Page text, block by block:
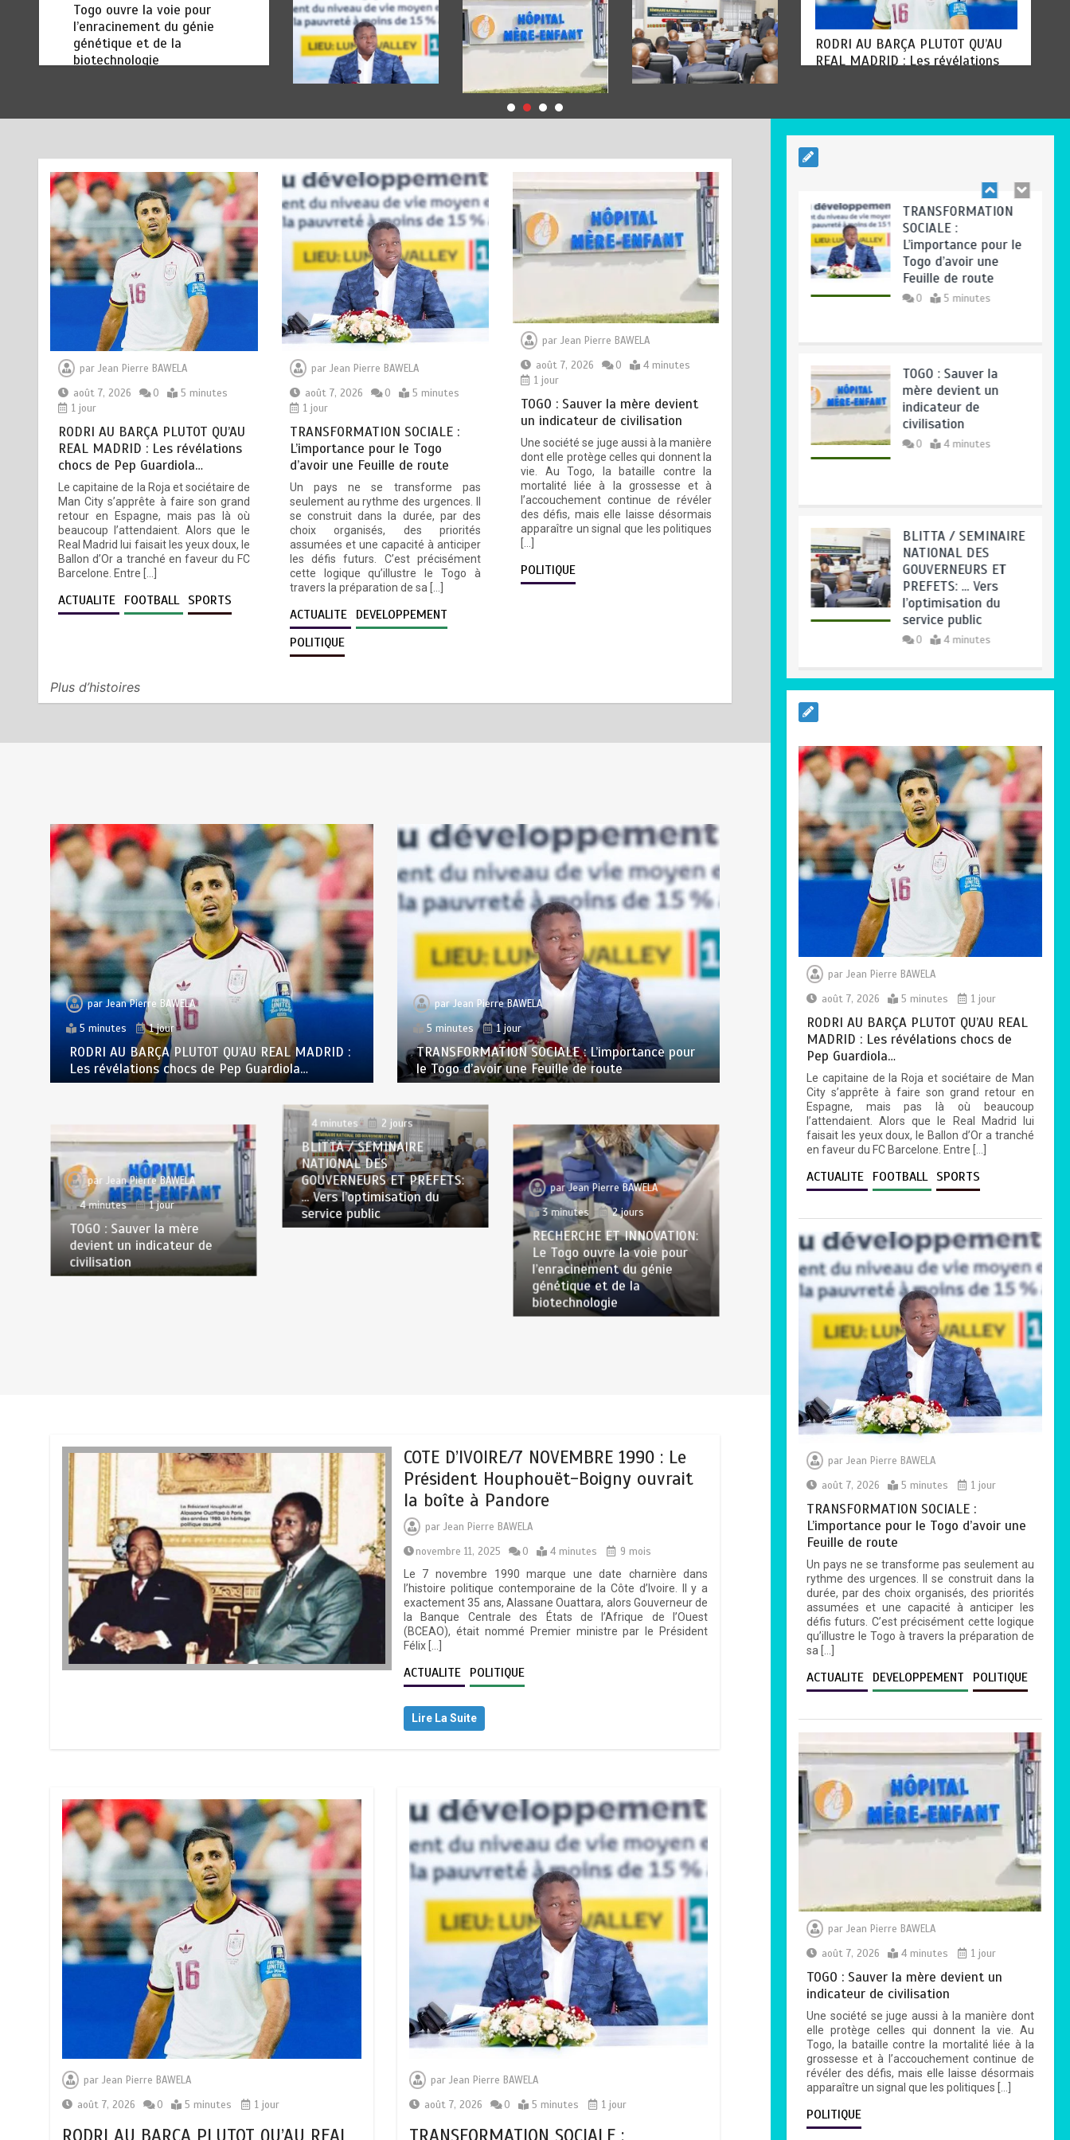
secteurs des transports et du
tourisme
août 6, 2026 4 minutes
Guardiola…
août 7, 2026 5 minutes 1 jour
2
TRANSFORMATION SOCIALE :
L’importance pour le Togo
d’avoir une Feuille de route
août 7, 2026 5 minutes 1 jour
3
TOGO : Sauver la mère devient
un indicateur de civilisation
août 7, 2026 4 minutes 1 jour
4
BLITTA / SEMINAIRE
NATIONAL DES GOUVERNEURS
ET PREFETS: … Vers
l’optimisation du service public
août 6, 2026 4 minutes 2 jours
5
RECHERCHE ET INNOVATION: Le
Togo ouvre la voie pour
août 6, 2026
RODRI AU BARÇA PLUTOT QU’AU
REAL MADRID : Les révélations
chocs de Pep Guardiola…
août 7, 2026 0
TRANSFORMATION SOCIALE :
L’importance pour le Togo d’avoir
une Feuille de route
août 7, 2026 0
parJean Pierre BAWELA
août 7, 2026
0
5 minutes
1 jour
RODRI AU BARÇA PLUTOT QU’AU
REAL MADRID : Les révélations
chocs de Pep Guardiola…
Le capitaine de la Roja et sociétaire de
Man City s’apprête à faire son grand
retour en Espagne, mais pas là où
beaucoup l’attendaient. Alors que le
Real Madrid lui faisait les yeux doux, le
Ballon d’Or a tranché en faveur du FC
Barcelone. Entre […]
ACTUALITE FOOTBALL SPORTS
par Jean Pierre BAWELA
août 7, 2026
0
5 minutes
1 jour
TRANSFORMATION SOCIALE :
L’importance pour le Togo
d’avoir une Feuille de route
Un pays ne se transforme pas
seulement au rythme des urgences. Il
se construit dans la durée, par des
choix organisés, des priorités
assumées et une capacité à anticiper
les défis futurs. C’est précisément
cette logique qu’illustre le Togo à
travers la préparation de sa […]
ACTUALITE DEVELOPPEMENT
POLITIQUE
par Jean Pierre BAWELA
août 7, 2026
0
4 minutes
1 jour
TOGO : Sauver la mère devient
un indicateur de civilisation
Une société se juge aussi à la manière
dont elle protège celles qui donnent la
vie. Au Togo, la bataille contre la
mortalité liée à la grossesse et à
l’accouchement continue de révéler
des défis, mais elle laisse désormais
apparaître un signal que les politiques
POLITIQUE
Plus d’histoires
parJean Pierre BAWELA
5 minutes
1 jour
RODRI AU BARÇA PLUTOT QU’AU REAL MADRID :
Les révélations chocs de Pep Guardiola…
parJean Pierre BAWELA
5 minutes
1 jour
TRANSFORMATION SOCIALE : L’importance pour
le Togo d’avoir une Feuille de route
parJean Pierre BAWELA
4 minutes
1 jour
TOGO : Sauver la mère
devient un indicateur de
civilisation
4 minutes
2 jours
BLITTA / SEMINAIRE
NATIONAL DES
GOUVERNEURS ET PREFETS:
… Vers l’optimisation du
service public
parJean Pierre BAWELA
3 minutes
2 jours
RECHERCHE ET INNOVATION:
Le Togo ouvre la voie pour
l’enracinement du génie
génétique et de la
biotechnologie
COTE D’IVOIRE/7 NOVEMBRE 1990 : Le
Président Houphouët-Boigny ouvrait
la boîte à Pandore
par Jean Pierre BAWELA
novembre 11, 2025
0 4 minutes
9 mois
Le 7 novembre 1990 marque une date charnière dans
l’histoire politique contemporaine de la Côte d’Ivoire. Il y a
exactement 35 ans, Alassane Ouattara, alors Gouverneur de
la Banque Centrale des États de l’Afrique de l’Ouest
(BCEAO), était nommé Premier ministre par le Président
Félix […]
ACTUALITE POLITIQUE
Lire La Suite
parJean Pierre BAWELA
août 7, 2026
0 5 minutes 1 jour
RODRI AU BARÇA PLUTOT QU’AU REAL
par Jean Pierre BAWELA
août 7, 2026
0 5 minutes 1 jour
TRANSFORMATION SOCIALE :
TRANSFORMATION
SOCIALE :
Feuille de route
0 5 minutes
TOGO : Sauver la
mère devient un
indicateur de
civilisation
0 4 minutes
BLITTA / SEMINAIRE
NATIONAL DES
GOUVERNEURS ET
PREFETS: … Vers
l’optimisation du
RODRI AU BARÇA
PLUTOT QU’AU REAL
MADRID : Les
révélations chocs de
Pep Guardiola…
0 5 minutes
Togo d’avoir une
Feuille de route
0 5 minutes
TOGO : Sauver la
mère devient un
indicateur de
civilisation
4 minutes
par Jean Pierre BAWELA
août 7, 2026
5 minutes 1 jour
RODRI AU BARÇA PLUTOT QU’AU REAL
MADRID : Les révélations chocs de
Pep Guardiola…
Le capitaine de la Roja et sociétaire de Man
City s’apprête à faire son grand retour en
Espagne, mais pas là où beaucoup
l’attendaient. Alors que le Real Madrid lui
faisait les yeux doux, le Ballon d’Or a tranché
en faveur du FC Barcelone. Entre […]
ACTUALITE FOOTBALL SPORTS
par Jean Pierre BAWELA
août 7, 2026
5 minutes 1 jour
TRANSFORMATION SOCIALE :
L’importance pour le Togo d’avoir une
Feuille de route
Un pays ne se transforme pas seulement au
rythme des urgences. Il se construit dans la
durée, par des choix organisés, des priorités
assumées et une capacité à anticiper les
défis futurs. C’est précisément cette logique
qu’illustre le Togo à travers la préparation de
sa […]
ACTUALITE DEVELOPPEMENT POLITIQUE
par Jean Pierre BAWELA
août 7, 2026
4 minutes 1 jour
TOGO : Sauver la mère devient un
indicateur de civilisation
Une société se juge aussi à la manière dont
elle protège celles qui donnent la vie. Au
Togo, la bataille contre la mortalité liée à la
grossesse et à l’accouchement continue de
révéler des défis, mais elle laisse désormais
apparaître un signal que les politiques […]
POLITIQUE